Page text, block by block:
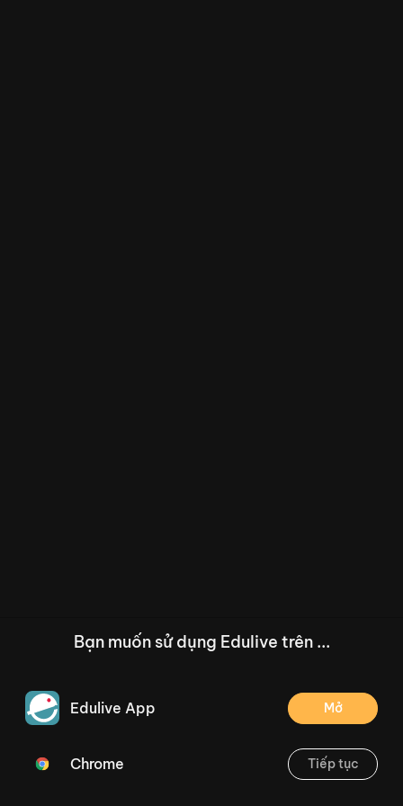
/--
Thoát
Bạn muốn sử dụng Edulive trên ...
Edulive App Mở
Chrome Tiếp tục